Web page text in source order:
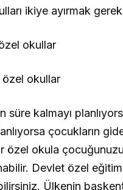
ikiye ayırmak
okullar
özel okullar
süre kalmayı
çocukların
özel okula
Devlet özel
Ülkenin